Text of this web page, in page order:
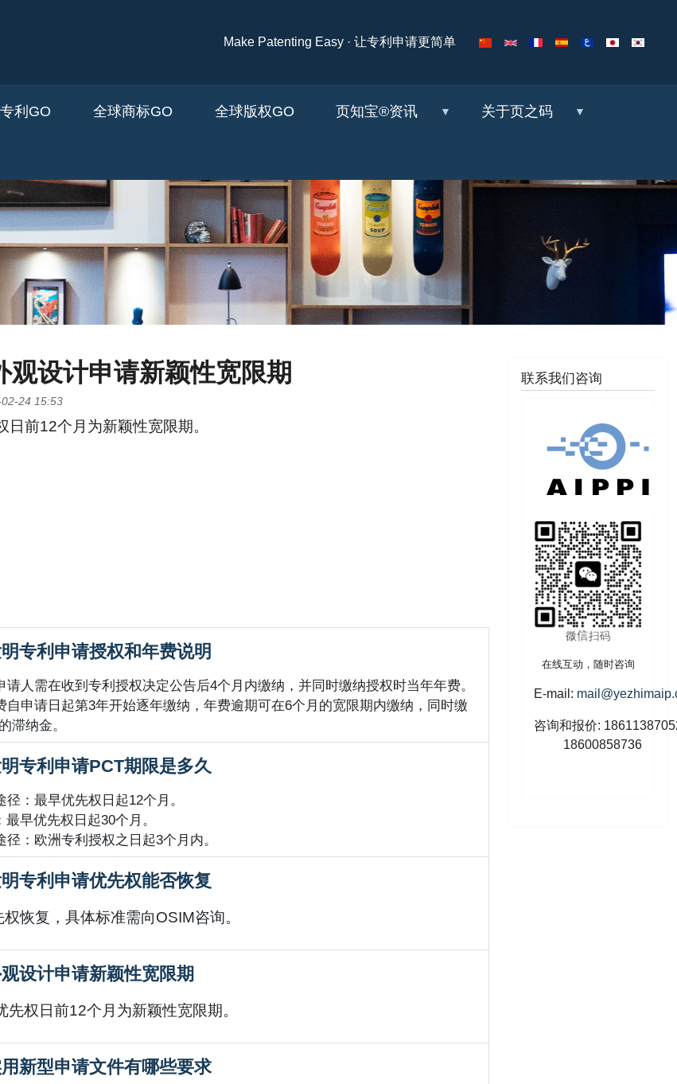
Make Patenting Easy · 让专利申请更简单
利GO 全球商标GO 全球版权GO 页知宝®资讯 关于页之码
观设计申请新颖性宽限期
24 15:53
日前12个月为新颖性宽限期。
专利申请授权和年费说明
请人需在收到专利授权决定公告后4个月内缴纳，并同时缴纳授权时当年年费。
自申请日起第3年开始逐年缴纳，年费逾期可在6个月的宽限期内缴纳，同时缴
滞纳金。
专利申请PCT期限是多久
径：最早优先权日起12个月。
最早优先权日起30个月。
径：欧洲专利授权之日起3个月内。
专利申请优先权能否恢复
恢复，具体标准需向OSIM咨询。
设计申请新颖性宽限期
先权日前12个月为新颖性宽限期。
新型申请文件有哪些要求
联系我们咨询
在线互动，随时咨询
E-mail:
咨询和报价:
18600858736